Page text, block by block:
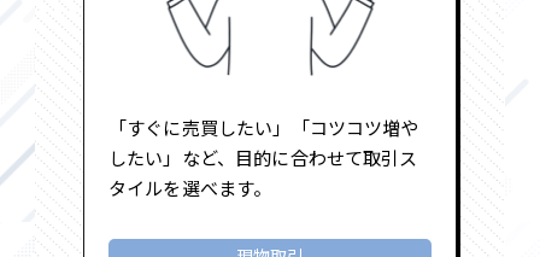
「すぐに売買したい」「コツコツ増や
したい」など、目的に合わせて取引ス
タイルを選べます。